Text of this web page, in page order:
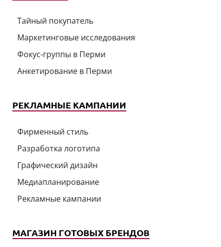
Тайный покупатель
Маркетинговые исследования
Фокус-группы в Перми
Анкетирование в Перми
РЕКЛАМНЫЕ КАМПАНИИ
Фирменный стиль
Разработка логотипа
Графический дизайн
Медиапланирование
Рекламные кампании
МАГАЗИН ГОТОВЫХ БРЕНДОВ